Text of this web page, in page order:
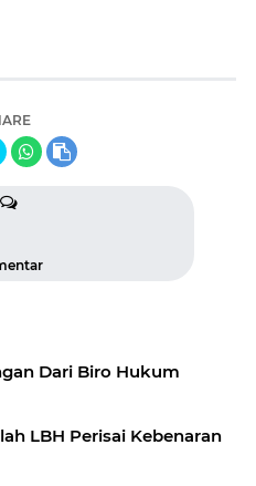
Dari Biro Hukum
LBH Perisai Kebenaran